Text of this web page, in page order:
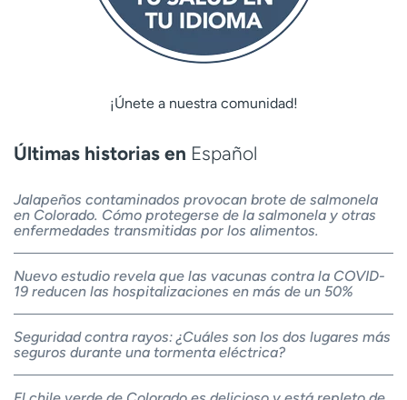
¡Únete a nuestra comunidad!
Últimas historias en Español
Jalapeños contaminados provocan brote de salmonela
en Colorado. Cómo protegerse de la salmonela y otras
enfermedades transmitidas por los alimentos.
Nuevo estudio revela que las vacunas contra la COVID-
19 reducen las hospitalizaciones en más de un 50%
Seguridad contra rayos: ¿Cuáles son los dos lugares más
seguros durante una tormenta eléctrica?